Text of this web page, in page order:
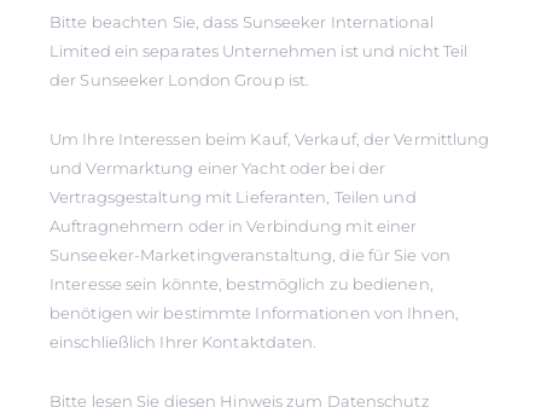
Bitte beachten Sie, dass Sunseeker International
Limited ein separates Unternehmen ist und nicht Teil
der Sunseeker London Group ist.
Um Ihre Interessen beim Kauf, Verkauf, der Vermittlung
und Vermarktung einer Yacht oder bei der
Vertragsgestaltung mit Lieferanten, Teilen und
Auftragnehmern oder in Verbindung mit einer
Sunseeker-Marketingveranstaltung, die für Sie von
Interesse sein könnte, bestmöglich zu bedienen,
benötigen wir bestimmte Informationen von Ihnen,
einschließlich Ihrer Kontaktdaten.
Bitte lesen Sie diesen Hinweis zum Datenschutz